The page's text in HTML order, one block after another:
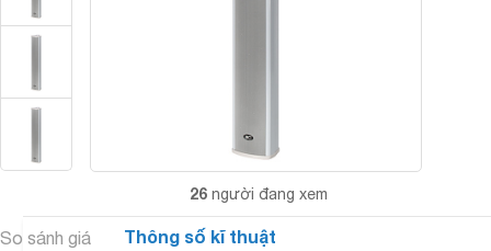
26 người đang xem
So sánh giá Thông số kĩ thuật